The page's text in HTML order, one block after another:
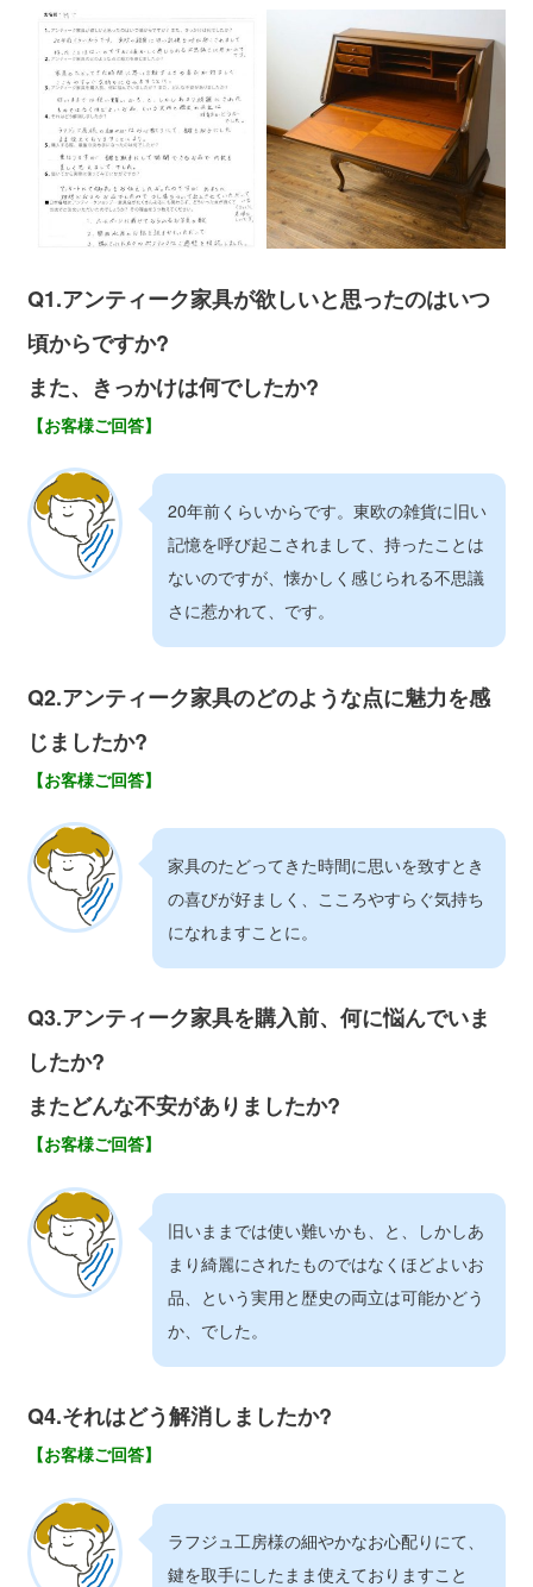
Q1.アンティーク家具が欲しいと思ったのはいつ
頃からですか?
また、きっかけは何でしたか?
【お客様ご回答】
20年前くらいからです。東欧の雑貨に旧い
記憶を呼び起こされまして、持ったことは
ないのですが、懐かしく感じられる不思議
さに惹かれて、です。
Q2.アンティーク家具のどのような点に魅力を感
じましたか?
【お客様ご回答】
家具のたどってきた時間に思いを致すとき
の喜びが好ましく、こころやすらぐ気持ち
になれますことに。
Q3.アンティーク家具を購入前、何に悩んでいま
したか?
またどんな不安がありましたか?
【お客様ご回答】
旧いままでは使い難いかも、と、しかしあ
まり綺麗にされたものではなくほどよいお
品、という実用と歴史の両立は可能かどう
か、でした。
Q4.それはどう解消しましたか?
【お客様ご回答】
ラフジュ工房様の細やかなお心配りにて、
鍵を取手にしたまま使えておりますこと